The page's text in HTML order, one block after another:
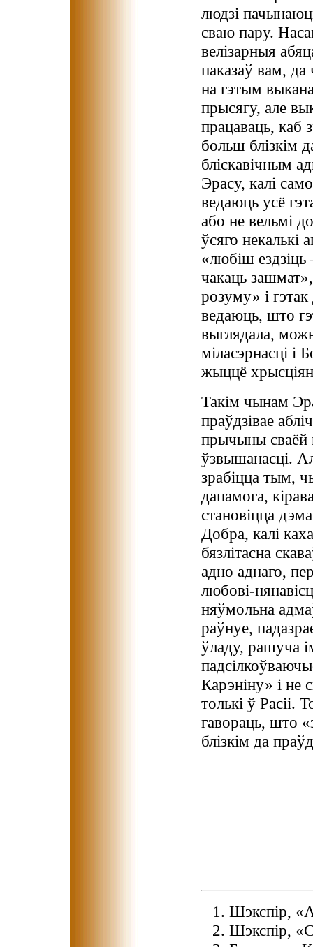
людзі
сваю пару.
велізарныя
паказаў вам, да
на гэтым
прысягу, але
працаваць, каб
больш блізкім
бліскавічным
Эрасу, калі
ведаюць усё
або не вельмі
ўсяго некалькі
«любіш ездзіць
чакаць
розуму» і
ведаюць, што
выглядала,
міласэрнасці і
жыццё
Такім чынам
праўдзівае
прычыны сваёй
ўзвышанасці.
зрабіцца тым,
дапамога,
становіцца
Добра, калі
бязлітасна
адно аднаго,
любові-
няўмольна
раўнуе,
ўладу, рашуча
Карэніну» і не
толькі ў Расіі.
гавораць, што
блізкім да
Шэкспір,
Шэкспір,